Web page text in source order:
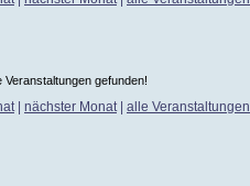
Veranstaltungen gefunden!
| nächster Monat| alle Veranstaltungen